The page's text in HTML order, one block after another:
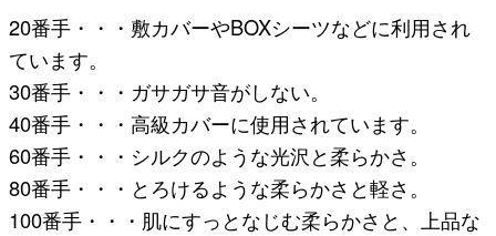
20番手・・・敷カバーやBOXシーツなどに利用され
ています。
30番手・・・ガサガサ音がしない。
40番手・・・高級カバーに使用されています。
60番手・・・シルクのような光沢と柔らかさ。
80番手・・・とろけるような柔らかさと軽さ。
100番手・・・肌にすっとなじむ柔らかさと、上品な